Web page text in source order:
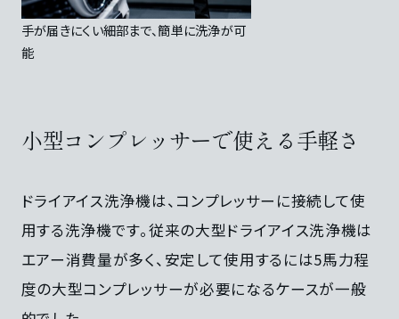
手が届きにくい細部まで、簡単に洗浄が可
能
小型コンプレッサーで使える手軽さ
ドライアイス洗浄機は、コンプレッサーに接続して使
用する洗浄機です。従来の大型ドライアイス洗浄機は
エアー消費量が多く、安定して使用するには5馬力程
度の大型コンプレッサーが必要になるケースが一般